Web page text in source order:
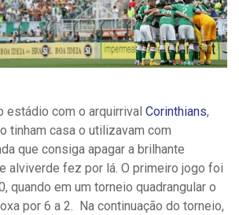
estádio com o arquirrival Corinthians,
tinham casa o utilizavam com
que consiga apagar a brilhante
alviverde fez por lá. O primeiro jogo foi
quando em um torneio quadrangular o
por 6 a 2. Na continuação do torneio,